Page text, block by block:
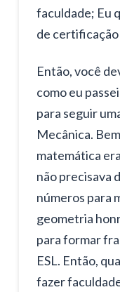
faculdade; Eu
de
Então, você
como eu
para seguir
Mecânica.
matemática
não precisava
números para
geometria
para formar
ESL. Então,
fazer